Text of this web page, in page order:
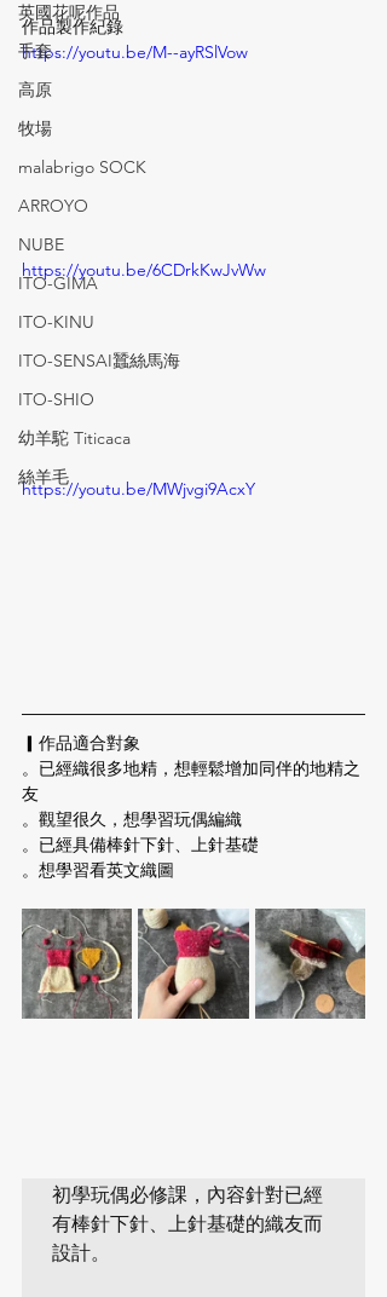
英國花呢作品
手套
高原
牧場
malabrigo SOCK
ARROYO
NUBE
ITO-GIMA
ITO-KINU
ITO-SENSAI蠶絲馬海
ITO-SHIO
幼羊駝 Titicaca
絲羊毛
作品製作紀錄
https://youtu.be/M--ayRSlVow
https://youtu.be/6CDrkKwJvWw
https://youtu.be/MWjvgi9AcxY
▎作品適合對象
。已經織很多地精，想輕鬆增加同伴的地精之
友
。觀望很久，想學習玩偶編織
。已經具備棒針下針、上針基礎
。想學習看英文織圖
初學玩偶必修課，內容針對已經
有棒針下針、上針基礎的織友而
設計。